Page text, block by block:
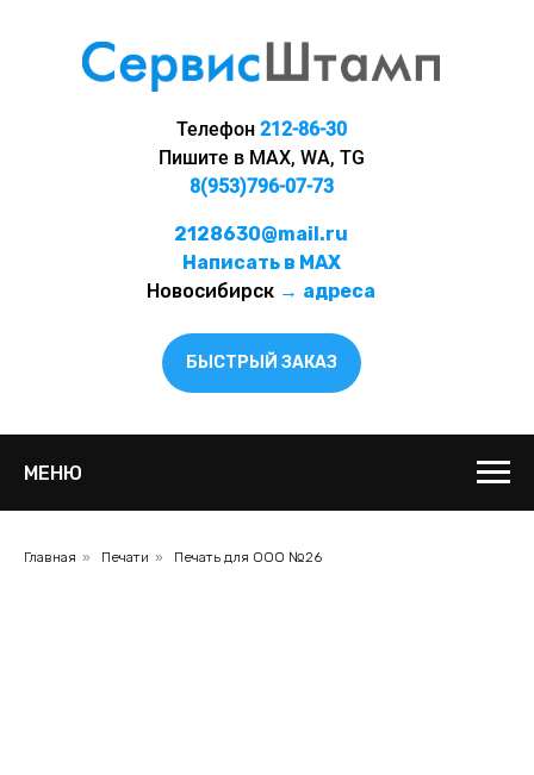
Телефон 212-86-30
Пишите в MAX, WA, TG
8(953)796-07-73
2128630@mail.ru
Написать в MAX
Новосибирск → адреса
БЫСТРЫЙ ЗАКАЗ
МЕНЮ
Главная » Печати » Печать для ООО №26